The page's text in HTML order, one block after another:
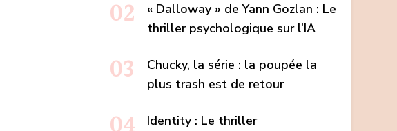
« Dalloway » de Yann Gozlan : Le
thriller psychologique sur l’IA
Chucky, la série : la poupée la
plus trash est de retour
Identity : Le thriller